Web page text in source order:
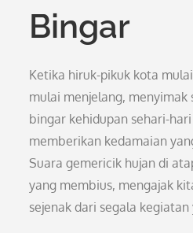
Bingar
Ketika hiruk-pikuk kota
mulai menjelang, menyimak
bingar kehidupan sehari-
memberikan kedamaian
Suara gemericik hujan di
yang membius, mengajak
sejenak dari segala